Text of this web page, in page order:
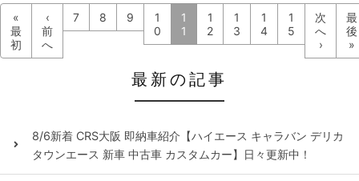
«
最
初
‹
前
へ
7 8 9
1
0
1
1
1
2
1
3
1
4
1
5
次
へ
›
最
後
»
最新の記事
8/6新着 CRS大阪 即納車紹介【ハイエース キャラバン デリカ
タウンエース 新車 中古車 カスタムカー】日々更新中！